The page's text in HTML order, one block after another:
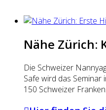
Nähe Zürich:
Die Schweizer
Safe wird das
150 Schweizer